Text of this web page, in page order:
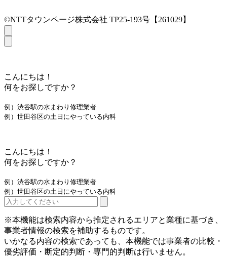
©NTTタウンページ株式会社 TP25-193号【261029】
こんにちは！
何をお探しですか？
例）渋谷駅の水まわり修理業者
例）世田谷区の土日にやっている内科
こんにちは！
何をお探しですか？
例）渋谷駅の水まわり修理業者
例）世田谷区の土日にやっている内科
※本機能は検索内容から推定されるエリアと業種に基づき、
事業者情報の検索を補助するものです。
いかなる内容の検索であっても、本機能では事業者の比較・
優劣評価・断定的判断・専門的判断は行いません。